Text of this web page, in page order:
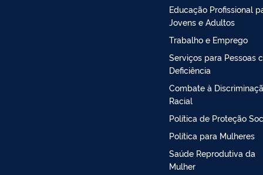
Educação Profissional
Jovens e Adultos
Trabalho e Emprego
Serviços para Pessoas
Deficiência
Combate à
Racial
Política de Proteção
Política para Mulheres
Saúde Reprodutiva da
Mulher